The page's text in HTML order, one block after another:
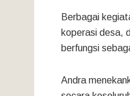
Berbagai
koperasi desa,
berfungsi
Andra